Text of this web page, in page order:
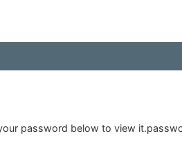
password below to view